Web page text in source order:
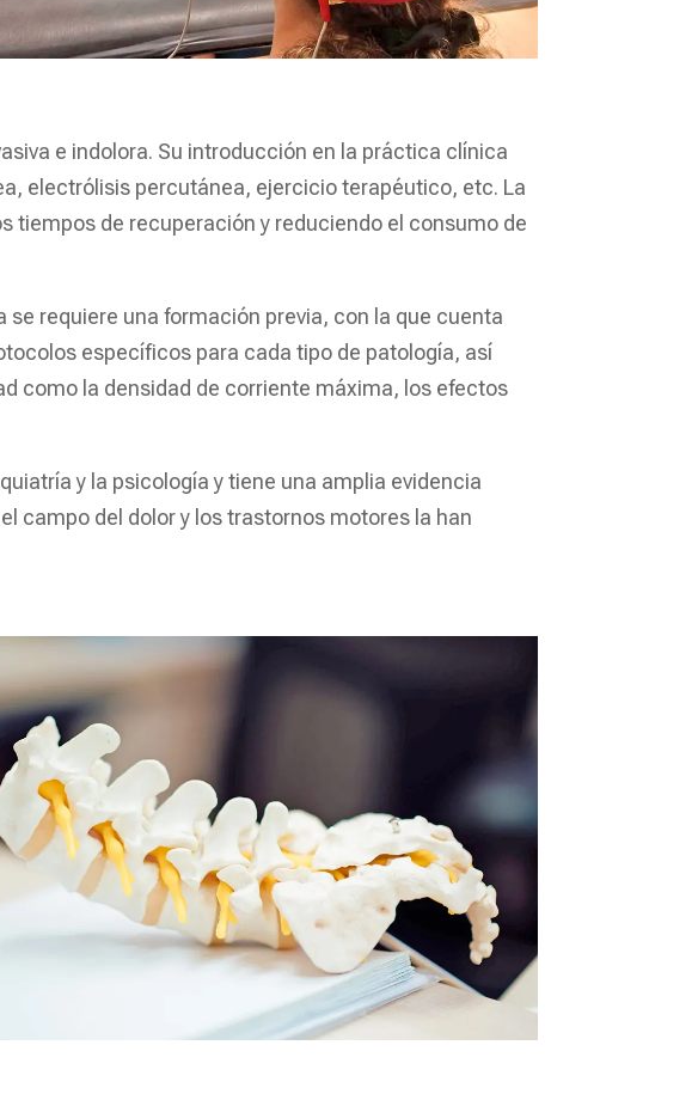
e indolora. Su introducción en la práctica clínica
electrólisis percutánea, ejercicio terapéutico, etc. La
de recuperación y reduciendo el consumo de
requiere una formación previa, con la que cuenta
específicos para cada tipo de patología, así
como la densidad de corriente máxima, los efectos
y la psicología y tiene una amplia evidencia
campo del dolor y los trastornos motores la han